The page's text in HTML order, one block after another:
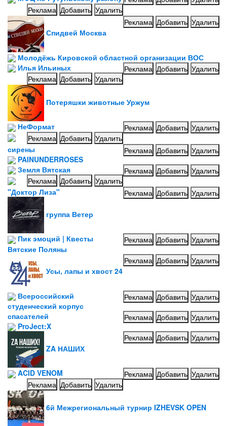
Реклама Добавить Удалить
Спидвей Москва
Реклама Добавить Удалить
Молодёжь Кировской областной организации ВОС
Реклама Добавить Удалить
Илья Ильиных
Реклама Добавить Удалить
Потеряшки животные Уржум
Реклама Добавить Удалить
НеФормат
Реклама Добавить Удалить
сирены
Реклама Добавить Удалить
PAINUNDERROSES
Реклама Добавить Удалить
Земля Вятская
Реклама Добавить Удалить
"Доктор Лиза"
Реклама Добавить Удалить
группа Ветер
Реклама Добавить Удалить
Пик эмоций | Квесты
Вятские Поляны
Реклама Добавить Удалить
Усы, лапы и хвост 24
Реклама Добавить Удалить
Всероссийский
студенческий корпус
спасателей
Реклама Добавить Удалить
ProJect:X
Реклама Добавить Удалить
ZA НАШИХ
Реклама Добавить Удалить
ACID VENOM
Реклама Добавить Удалить
6й Межрегиональный турнир IZHEVSK OPEN